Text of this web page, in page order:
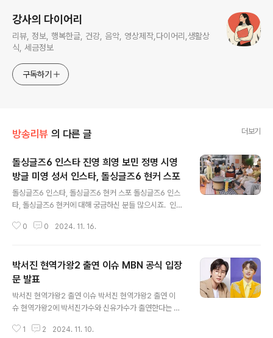
강사의 다이어리
리뷰, 정보, 행복한글, 건강, 음악, 영상제작,다이어리,생활상
식, 세금정보
구독하기
방송리뷰 의 다른 글 더보기
돌싱글즈6 인스타 진영 희영 보민 정명 시영
방글 미영 성서 인스타, 돌싱글즈6 현커 스포
돌싱글즈6 인스타, 돌싱글즈6 현커 스포 돌싱글즈6 인스
타, 돌싱글즈6 현커에 대해 궁금하신 분들 많으시죠. 인스
아요. 방송 후에 비공개를 공개로 바꾸시는 분도 있을 수
싱글즈6 현커 스포 💜💙💜💙💜💙💜💙💜💙 돌싱글즈
6 인스타 현재 비공개 되었거나, 추후에 변경, 공개되면 다
시 글 수정할께요.돌싱글즈6 정명 보민 지안 창현 희영 진
영 미영 성서 방글 시영 인스타 💚돌싱글즈6 방글 인스타
게) 💚돌싱글즈6 시영 인스타@shawnyeom @cafe_s
0 0 2024. 11. 16.
박서진 현역가왕2 출연 이슈 MBN 공식 입장
문 발표
박서진 현역가왕2 출연 이슈 박서진 현역가왕2 출연 이
슈 현역가왕2에 박서진가수와 신유가수가 출연한다는 기
뉴스도 너무 많아서 혹시 잘못 판단해서 현역가왕2에서 하
1 2 2024. 11. 10.